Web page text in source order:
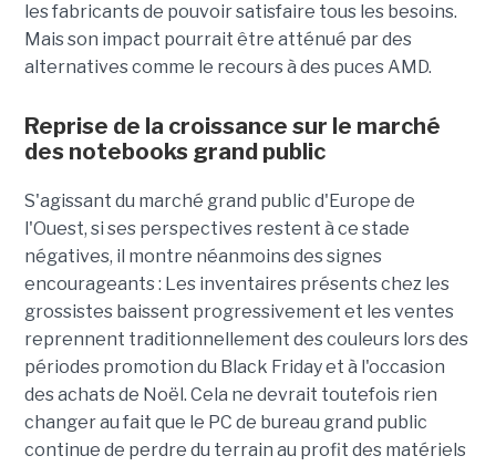
les fabricants de pouvoir satisfaire tous les besoins.
Mais son impact pourrait être atténué par des
alternatives comme le recours à des puces AMD.
Reprise de la croissance sur le marché
des notebooks grand public
S'agissant du marché grand public d'Europe de
l'Ouest, si ses perspectives restent à ce stade
négatives, il montre néanmoins des signes
encourageants : Les inventaires présents chez les
grossistes baissent progressivement et les ventes
reprennent traditionnellement des couleurs lors des
périodes promotion du Black Friday et à l'occasion
des achats de Noël. Cela ne devrait toutefois rien
changer au fait que le PC de bureau grand public
continue de perdre du terrain au profit des matériels